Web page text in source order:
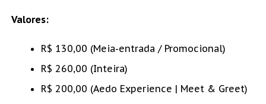
Valores:
R$ 130,00 (Meia-entrada / Promocional)
R$ 260,00 (Inteira)
R$ 200,00 (Aedo Experience | Meet & Greet)